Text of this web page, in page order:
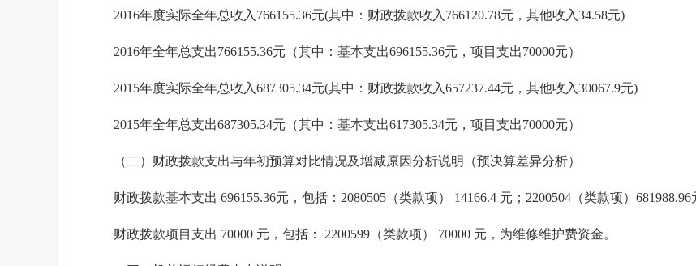
2016年度实际全年总收入766155.36元(其中：财政拨款收入766120.78元，其他收入34.58元)
2016年全年总支出766155.36元（其中：基本支出696155.36元，项目支出70000元）
2015年度实际全年总收入687305.34元(其中：财政拨款收入657237.44元，其他收入30067.9元)
2015年全年总支出687305.34元（其中：基本支出617305.34元，项目支出70000元）
（二）财政拨款支出与年初预算对比情况及增减原因分析说明（预决算差异分析）
财政拨款基本支出 696155.36元，包括：2080505（类款项） 14166.4 元；2200504（类款项）681988.96
财政拨款项目支出 70000 元，包括： 2200599（类款项） 70000 元，为维修维护费资金。